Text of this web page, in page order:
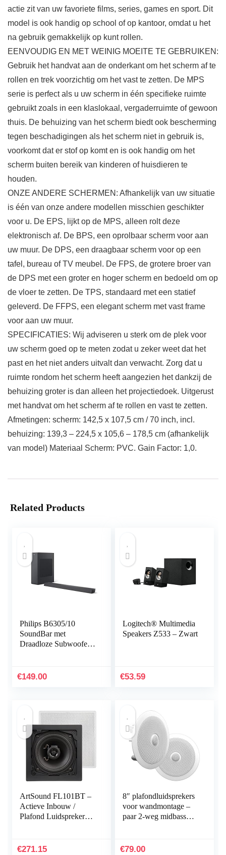
actie zit van uw favoriete films, series, games en sport. Dit
model is ook handig op school of op kantoor, omdat u het
na gebruik gemakkelijk op kunt rollen.
EENVOUDIG EN MET WEINIG MOEITE TE GEBRUIKEN:
Gebruik het handvat aan de onderkant om het scherm af te
rollen en trek voorzichtig om het vast te zetten. De MPS
serie is perfect als u uw scherm in één specifieke ruimte
gebruikt zoals in een klaslokaal, vergaderruimte of gewoon
thuis. De behuizing van het scherm biedt ook bescherming
tegen beschadigingen als het scherm niet in gebruik is,
voorkomt dat er stof op komt en is ook handig om het
scherm buiten bereik van kinderen of huisdieren te
houden.
ONZE ANDERE SCHERMEN: Afhankelijk van uw situatie
is één van onze andere modellen misschien geschikter
voor u. De EPS, lijkt op de MPS, alleen rolt deze
elektronisch af. De BPS, een oprolbaar scherm voor aan
uw muur. De DPS, een draagbaar scherm voor op een
tafel, bureau of TV meubel. De FPS, de grotere broer van
de DPS met een groter en hoger scherm en bedoeld om op
de vloer te zetten. De TPS, standaard met een statief
geleverd. De FFPS, een elegant scherm met vast frame
voor aan uw muur.
SPECIFICATIES: Wij adviseren u sterk om de plek voor
uw scherm goed op te meten zodat u zeker weet dat het
past en het niet anders uitvalt dan verwacht. Zorg dat u
ruimte rondom het scherm heeft aangezien het dankzij de
behuizing groter is dan alleen het projectiedoek. Uitgerust
met handvat om het scherm af te rollen en vast te zetten.
Afmetingen: scherm: 142,5 x 107,5 cm / 70 inch, incl.
behuizing: 139,3 – 224,5 x 105,6 – 178,5 cm (afhankelijk
van model) Materiaal Scherm: PVC. Gain Factor: 1,0.
Related Products
Philips B6305/10
SoundBar met
Draadloze Subwoofer
Bluetooth, Dolby
€149.00
Logitech® Multimedia
Speakers Z533 – Zwart
€53.59
ArtSound FL101BT –
Actieve Inbouw /
Plafond Luidsprekers
Viekant, Wit
€271.15
8″ plafondluidsprekers
voor wandmontage –
paar 2-weg midbass
vlak ontwerp met
€79.00